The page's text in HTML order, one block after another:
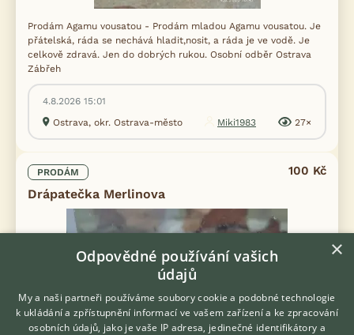
Prodám Agamu vousatou - Prodám mladou Agamu vousatou. Je
přátelská, ráda se nechává hladit,nosit, a ráda je ve vodě. Je
celkově zdravá. Jen do dobrých rukou. Osobní odběr Ostrava
Zábřeh
4.8.2026 15:01
Ostrava, okr. Ostrava-město
Miki1983 27×
PRODÁM
Drápatečka Merlinova
100 Kč
×
Odpovědné používání vašich
údajů
My a naši partneři používáme soubory cookie a podobné technologie
k ukládání a zpřístupnění informací ve vašem zařízení a ke zpracování
osobních údajů, jako je vaše IP adresa, jedinečné identifikátory a